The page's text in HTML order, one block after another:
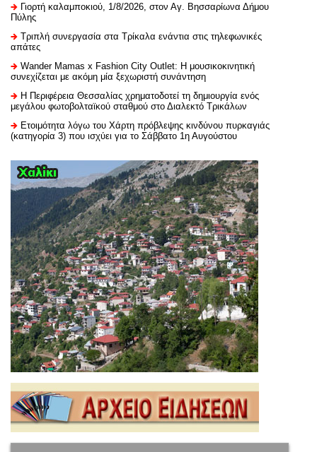
Γιορτή καλαμποκιού, 1/8/2026, στον Αγ. Βησσαρίωνα Δήμου
Πύλης
Τριπλή συνεργασία στα Τρίκαλα ενάντια στις τηλεφωνικές
απάτες
Wander Mamas x Fashion City Outlet: Η μουσικοκινητική
συνεχίζεται με ακόμη μία ξεχωριστή συνάντηση
H Περιφέρεια Θεσσαλίας χρηματοδοτεί τη δημιουργία ενός
μεγάλου φωτοβολταϊκού σταθμού στο Διαλεκτό Τρικάλων
Ετοιμότητα λόγω του Χάρτη πρόβλεψης κινδύνου πυρκαγιάς
(κατηγορία 3) που ισχύει για το Σάββατο 1η Αυγούστου